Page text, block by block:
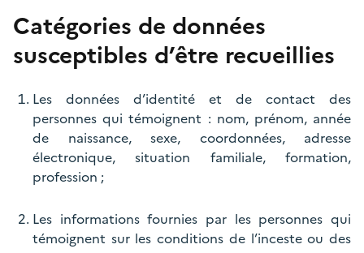
Catégories de données
susceptibles d’être recueillies
Les données d’identité et de contact des
personnes qui témoignent : nom, prénom, année
de naissance, sexe, coordonnées, adresse
électronique, situation familiale, formation,
profession ;
Les informations fournies par les personnes qui
témoignent sur les conditions de l’inceste ou des